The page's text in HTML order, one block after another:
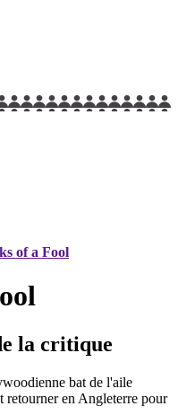
of a Fool
la critique
bat de l'aile
retourner en Angleterre pour